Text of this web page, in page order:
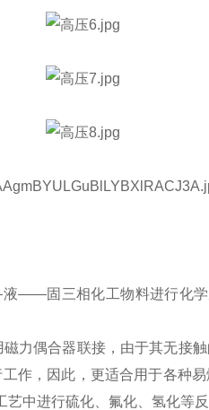
液——固三相化工物料进行化
力偶合器联接，由于其无接
作，因此，更适合用于各种
中进行硫化、氟化、氢化等